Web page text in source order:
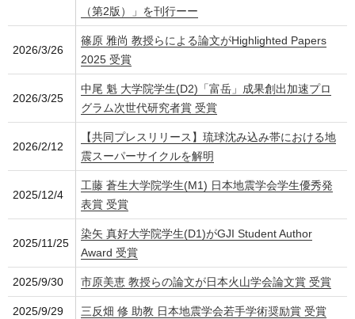
（第2版）」を刊行ーー
2026/3/26
篠原 雅尚 教授らによる論文がHighlighted Papers
2025 受賞
2026/3/25
中尾 魁 大学院学生(D2)「富岳」成果創出加速プロ
グラム次世代研究者賞 受賞
2026/2/12
【共同プレスリリース】琉球沈み込み帯における地
震スーパーサイクルを解明
2025/12/4
工藤 蒼生大学院学生(M1) 日本地震学会学生優秀発
表賞 受賞
2025/11/25
染矢 真好大学院学生(D1)がGJI Student Author
Award 受賞
2025/9/30 市原美恵 教授らの論文が日本火山学会論文賞 受賞
2025/9/29 三反畑 修 助教 日本地震学会若手学術奨励賞 受賞